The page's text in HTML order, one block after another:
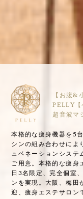
【お腹&
PELLY【
超音波マ
本格的な痩身機器を5
シンの組み合わせによ
ュベネーションシステ
ご用意。本格的な痩身
日3名限定、完全個室
ンを実現。大阪、梅田
迎、痩身エステサロン